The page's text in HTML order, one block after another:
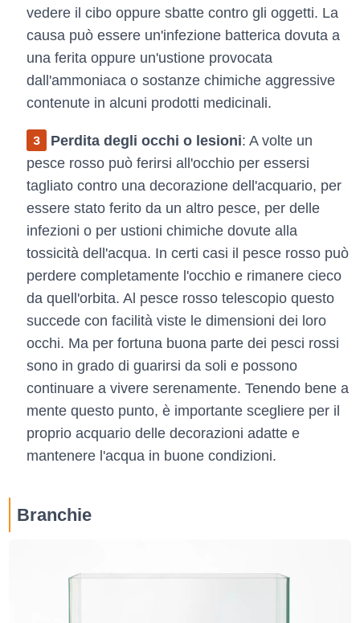
vedere il cibo oppure sbatte contro gli oggetti. La
causa può essere un'infezione batterica dovuta a
una ferita oppure un'ustione provocata
dall'ammoniaca o sostanze chimiche aggressive
contenute in alcuni prodotti medicinali.
Perdita degli occhi o lesioni: A volte un
pesce rosso può ferirsi all'occhio per essersi
tagliato contro una decorazione dell'acquario, per
essere stato ferito da un altro pesce, per delle
infezioni o per ustioni chimiche dovute alla
tossicità dell'acqua. In certi casi il pesce rosso può
perdere completamente l'occhio e rimanere cieco
da quell'orbita. Al pesce rosso telescopio questo
succede con facilità viste le dimensioni dei loro
occhi. Ma per fortuna buona parte dei pesci rossi
sono in grado di guarirsi da soli e possono
continuare a vivere serenamente. Tenendo bene a
mente questo punto, è importante scegliere per il
proprio acquario delle decorazioni adatte e
mantenere l'acqua in buone condizioni.
Branchie